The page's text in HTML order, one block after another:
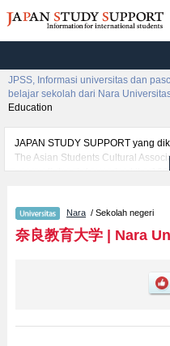
JPSS, Informasi universitas dan
belajar sekolah dari Nara
Education
JAPAN STUDY SUPPORT yang
The Asian Students Cultural
menyediakan informasi sekitar
informasi per fakultas seperti
yang berguna bagi mahasiswa(i)
pendaftar dan jumlah kelulusan
lainnya. Silakan
Nara / Sekolah negeri
奈良教育大学| Nara